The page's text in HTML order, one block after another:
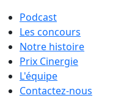
Podcast
Les concours
Notre histoire
Prix Cinergie
L'équipe
Contactez-nous